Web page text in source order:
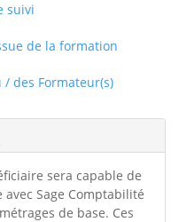
suivi
de la formation
/ des Formateur(s)
sera capable de
Sage Comptabilité
de base. Ces